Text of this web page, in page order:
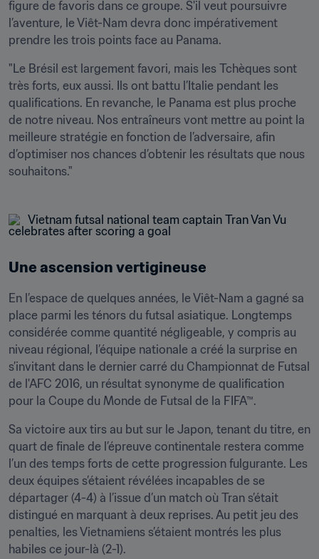
figure de favoris dans ce groupe. S'il veut poursuivre
l’aventure, le Viêt-Nam devra donc impérativement
prendre les trois points face au Panama.
"Le Brésil est largement favori, mais les Tchèques sont
très forts, eux aussi. Ils ont battu l’Italie pendant les
qualifications. En revanche, le Panama est plus proche
de notre niveau. Nos entraîneurs vont mettre au point la
meilleure stratégie en fonction de l’adversaire, afin
d’optimiser nos chances d’obtenir les résultats que nous
souhaitons."
Une ascension vertigineuse
En l’espace de quelques années, le Viêt-Nam a gagné sa
place parmi les ténors du futsal asiatique. Longtemps
considérée comme quantité négligeable, y compris au
niveau régional, l’équipe nationale a créé la surprise en
s’invitant dans le dernier carré du Championnat de Futsal
de l'AFC 2016, un résultat synonyme de qualification
pour la Coupe du Monde de Futsal de la FIFA™.
Sa victoire aux tirs au but sur le Japon, tenant du titre, en
quart de finale de l’épreuve continentale restera comme
l’un des temps forts de cette progression fulgurante. Les
deux équipes s’étaient révélées incapables de se
départager (4-4) à l’issue d’un match où Tran s’était
distingué en marquant à deux reprises. Au petit jeu des
penalties, les Vietnamiens s’étaient montrés les plus
habiles ce jour-là (2-1).